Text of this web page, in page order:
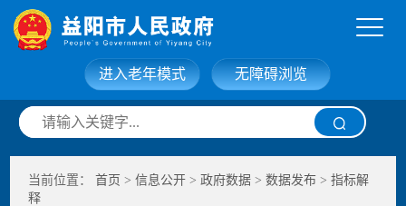
网站首页 走进益阳
信息公开 政务服务
无障碍浏览
进入老年模式
当前位置：首页 >信息公开 >政府数据 >数据发布 >指标解
释